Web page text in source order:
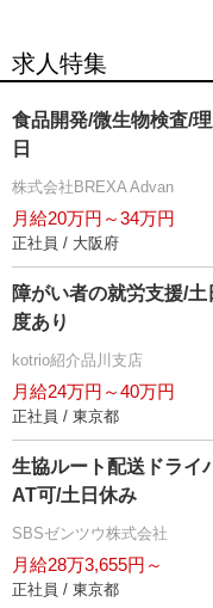
求人特集
食品開発/微生物検査/
日
株式会社BREXA Advan
月給20万円～34万円
正社員 / 大阪府
障がい者の就労支援/
度あり
kotrio紹介品川支店
月給24万円～40万円
正社員 / 東京都
生協ルート配送ドライ
AT可/土日休み
SBSゼンツウ株式会社
月給28万3,655円～
正社員 / 東京都